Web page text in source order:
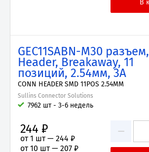
GEC11SABN-M30 разъем,
Header, Breakaway, 11
позиций, 2.54мм, 3А
CONN HEADER SMD 11POS 2.54MM
Sullins Connector Solutions
7962 шт - 3-6 недель
−
244 ₽
от 1 шт — 244 ₽
от 10 шт — 207 ₽